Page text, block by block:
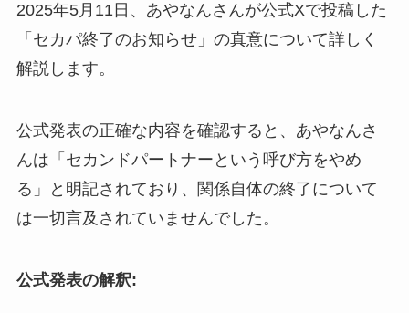
2025年5月11日、あやなんさんが公式Xで投稿した
「セカパ終了のお知らせ」の真意について詳しく
解説します。
公式発表の正確な内容を確認すると、あやなんさ
んは「セカンドパートナーという呼び方をやめ
る」と明記されており、関係自体の終了について
は一切言及されていませんでした。
公式発表の解釈: